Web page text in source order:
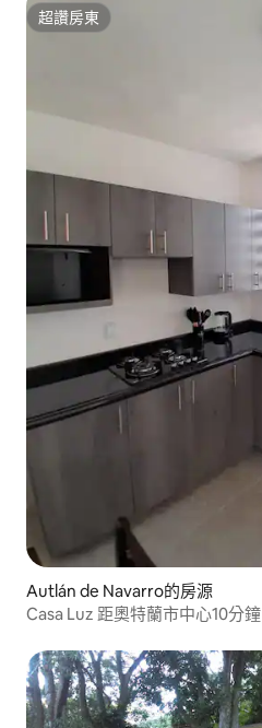
超讚房東
超讚房東
Autlán de Navarro的房源
Casa Luz 距奧特蘭市中心10分鐘